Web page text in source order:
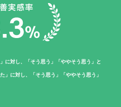
に対し、「そう思う」「ややそう思う」と
に対し、「そう思う」「ややそう思う」